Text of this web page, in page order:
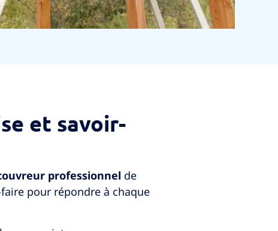
et savoir-
professionnel de
pour répondre à chaque